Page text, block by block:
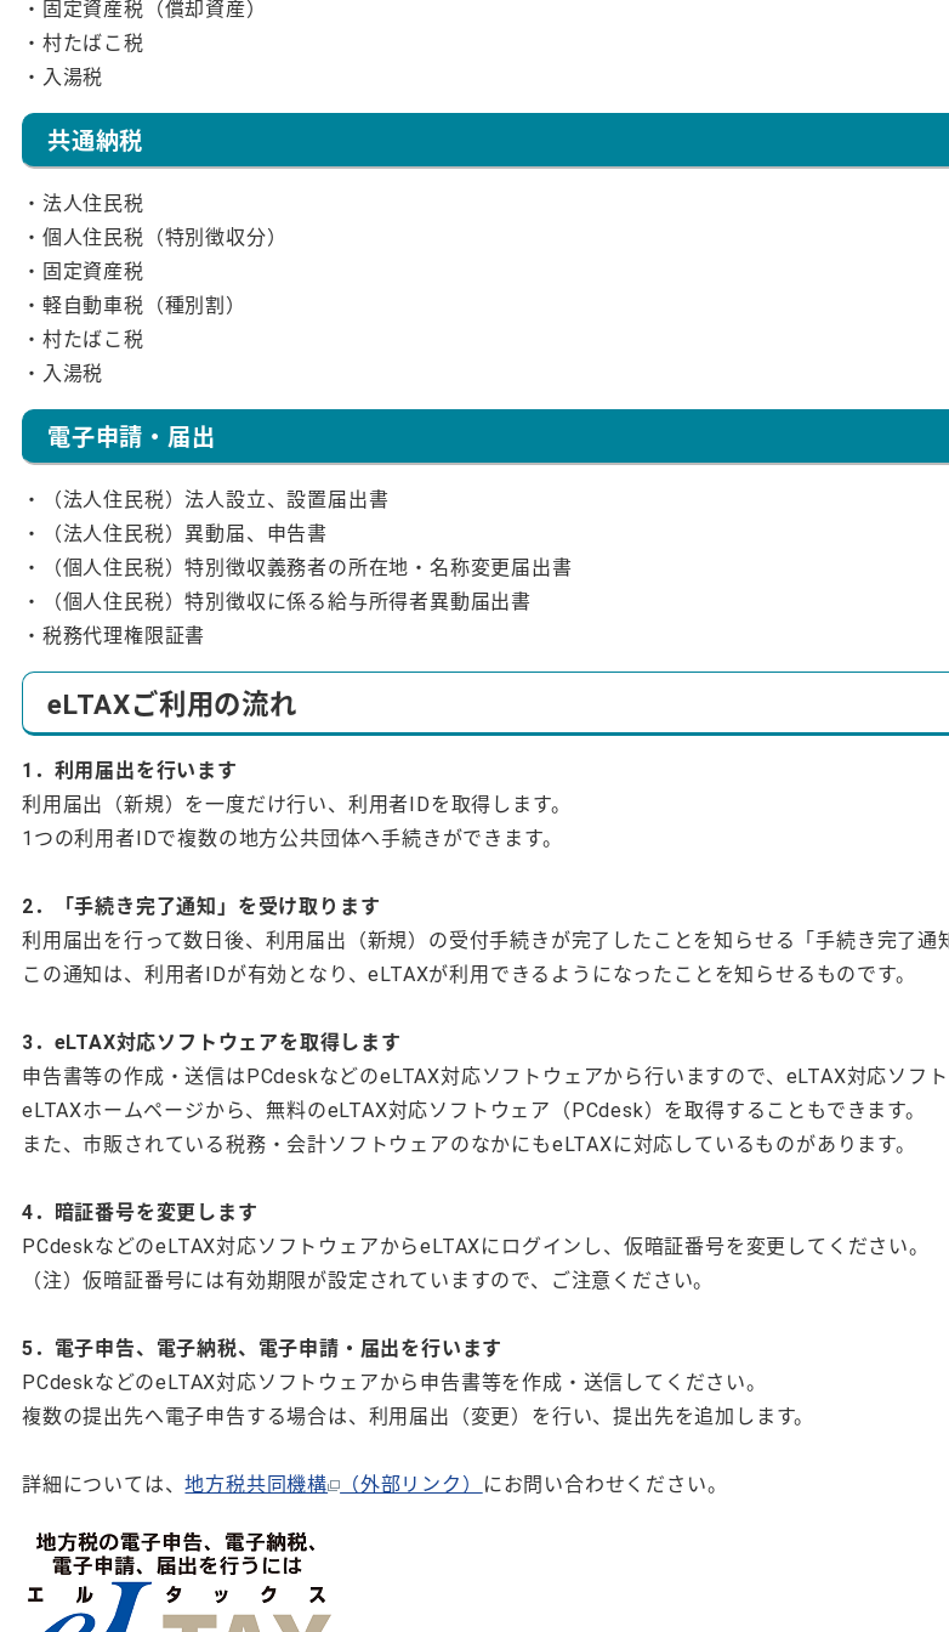
・固定資産税（償却資産）
・村たばこ税
・入湯税
共通納税
・法人住民税
・個人住民税（特別徴収分）
・固定資産税
・軽自動車税（種別割）
・村たばこ税
・入湯税
電子申請・届出
・（法人住民税）法人設立、設置届出書
・（法人住民税）異動届、申告書
・（個人住民税）特別徴収義務者の所在地・名称変更届出書
・（個人住民税）特別徴収に係る給与所得者異動届出書
・税務代理権限証書
eLTAXご利用の流れ
1．利用届出を行います
利用届出（新規）を一度だけ行い、利用者IDを取得します。
1つの利用者IDで複数の地方公共団体へ手続きができます。
2．「手続き完了通知」を受け取ります
利用届出を行って数日後、利用届出（新規）の受付手続きが完了したことを知らせる「手続き完了通
この通知は、利用者IDが有効となり、eLTAXが利用できるようになったことを知らせるものです。
3．eLTAX対応ソフトウェアを取得します
申告書等の作成・送信はPCdeskなどのeLTAX対応ソフトウェアから行いますので、eLTAX対応ソフ
eLTAXホームページから、無料のeLTAX対応ソフトウェア（PCdesk）を取得することもできます。
また、市販されている税務・会計ソフトウェアのなかにもeLTAXに対応しているものがあります。
4．暗証番号を変更します
PCdeskなどのeLTAX対応ソフトウェアからeLTAXにログインし、仮暗証番号を変更してください。
（注）仮暗証番号には有効期限が設定されていますので、ご注意ください。
5．電子申告、電子納税、電子申請・届出を行います
PCdeskなどのeLTAX対応ソフトウェアから申告書等を作成・送信してください。
複数の提出先へ電子申告する場合は、利用届出（変更）を行い、提出先を追加します。
詳細については、地方税共同機構 （外部リンク） にお問い合わせください。